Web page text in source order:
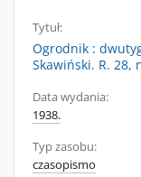
Tytuł:
Ogrodnik :
Skawiński. R. 28,
Data wydania:
1938.
Typ zasobu:
czasopismo